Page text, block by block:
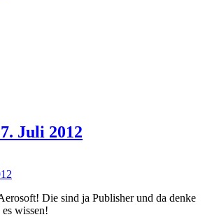
Juli 2012
Die sind ja Publisher und da denke
wissen!